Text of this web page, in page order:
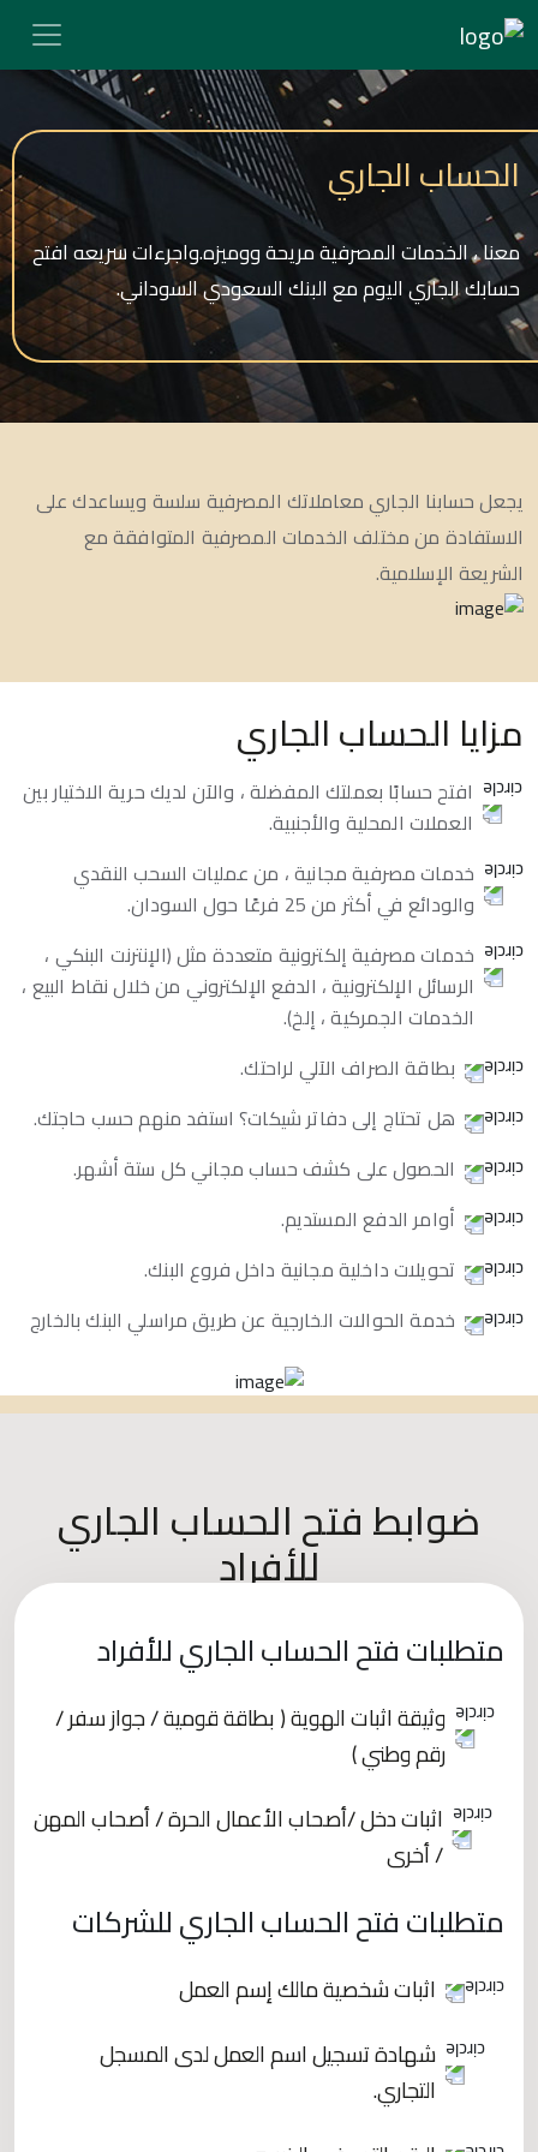
الحساب الجاري
معنا ، الخدمات المصرفية مريحة ووميزه.واجرءات سريعه افتح
حسابك الجاري اليوم مع البنك السعودي السوداني.
يجعل حسابنا الجاري معاملاتك المصرفية سلسة ويساعدك على
الاستفادة من مختلف الخدمات المصرفية المتوافقة مع
الشريعة الإسلامية.
مزايا الحساب الجاري
افتح حسابًا بعملتك المفضلة ، والآن لديك حرية الاختيار بين
العملات المحلية والأجنبية.
خدمات مصرفية مجانية ، من عمليات السحب النقدي
والودائع في أكثر من 25 فرعًا حول السودان.
خدمات مصرفية إلكترونية متعددة مثل (الإنترنت البنكي ،
الرسائل الإلكترونية ، الدفع الإلكتروني من خلال نقاط البيع ،
الخدمات الجمركية ، إلخ).
بطاقة الصراف الآلي لراحتك.
هل تحتاج إلى دفاتر شيكات؟ استفد منهم حسب حاجتك.
الحصول على كشف حساب مجاني كل ستة أشهر.
أوامر الدفع المستديم.
تحويلات داخلية مجانية داخل فروع البنك.
خدمة الحوالات الخارجية عن طريق مراسلي البنك بالخارج
ضوابط فتح الحساب الجاري
للأفراد
متطلبات فتح الحساب الجاري للأفراد
وثيقة اثبات الهوية ( بطاقة قومية / جواز سفر /
رقم وطني )
اثبات دخل /أصحاب الأعمال الحرة / أصحاب المهن
/ أخرى
متطلبات فتح الحساب الجاري للشركات
اثبات شخصية مالك إسم العمل
شهادة تسجيل اسم العمل لدى المسجل
التجاري.